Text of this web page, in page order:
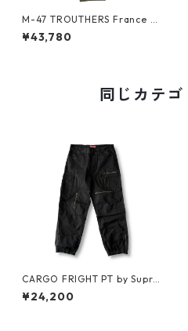
M-47 TROUTHERS France A
rmy size 41 Dead Stock
¥43,780
同じカテ
CARGO FRIGHT PT by Supre
me
¥24,200